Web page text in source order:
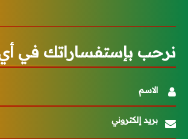
نرحب بإستفساراتك في
الاسم
بريد إلكتروني